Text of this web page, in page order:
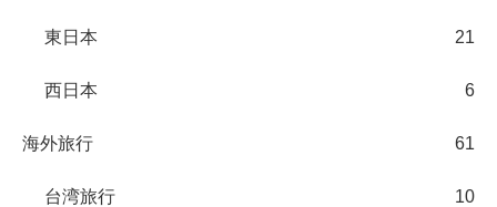
東日本 21
西日本 6
海外旅行 61
台湾旅行 10